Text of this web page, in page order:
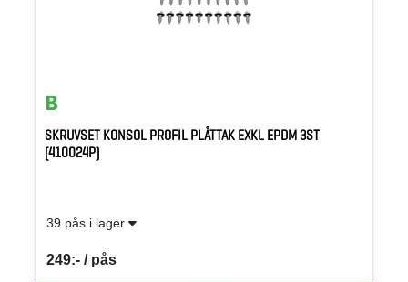
SKRUVSET KONSOL PROFIL PLÅTTAK EXKL EPDM 3ST
(410024P)
39 pås i lager
249:- / pås
SEK per PÅS